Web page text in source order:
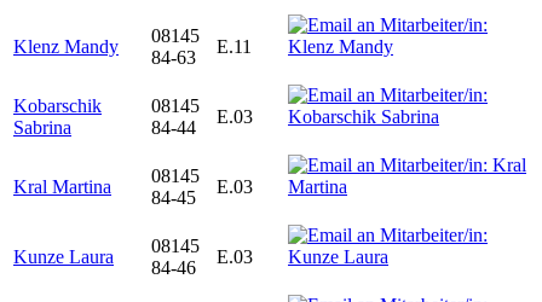
Klenz Mandy
08145
84-63
E.11
Kobarschik
Sabrina
08145
84-44
E.03
Kral Martina
08145
84-45
E.03
Kunze Laura
08145
84-46
E.03